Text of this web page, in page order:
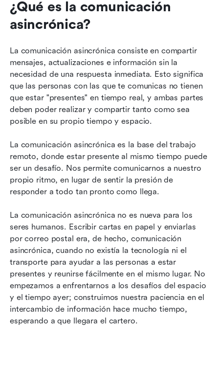
¿Qué es la comunicación
asincrónica?
La comunicación asincrónica consiste en compartir
mensajes, actualizaciones e información sin la
necesidad de una respuesta inmediata. Esto significa
que las personas con las que te comunicas no tienen
que estar "presentes" en tiempo real, y ambas partes
deben poder realizar y compartir tanto como sea
posible en su propio tiempo y espacio.
La comunicación asincrónica es la base del trabajo
remoto, donde estar presente al mismo tiempo puede
ser un desafío. Nos permite comunicarnos a nuestro
propio ritmo, en lugar de sentir la presión de
responder a todo tan pronto como llega.
La comunicación asincrónica no es nueva para los
seres humanos. Escribir cartas en papel y enviarlas
por correo postal era, de hecho, comunicación
asincrónica, cuando no existía la tecnología ni el
transporte para ayudar a las personas a estar
presentes y reunirse fácilmente en el mismo lugar. No
empezamos a enfrentarnos a los desafíos del espacio
y el tiempo ayer; construimos nuestra paciencia en el
intercambio de información hace mucho tiempo,
esperando a que llegara el cartero.